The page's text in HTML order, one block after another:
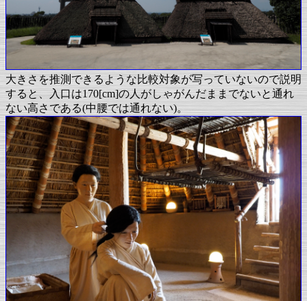
大きさを推測できるような比較対象が写っていないので説明
すると、入口は170[cm]の人がしゃがんだままでないと通れ
ない高さである(中腰では通れない)。